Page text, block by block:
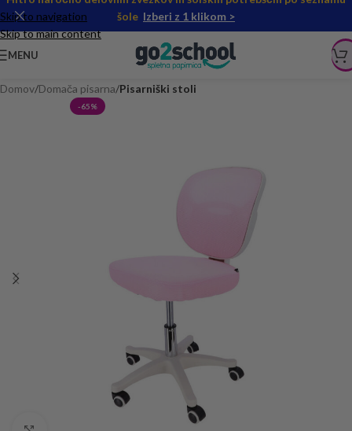
Skip to navigation
Skip to main content
šole Izberi z 1 klikom >
MENU
Domov Domača pisarna Pisarniški stoli
-65%